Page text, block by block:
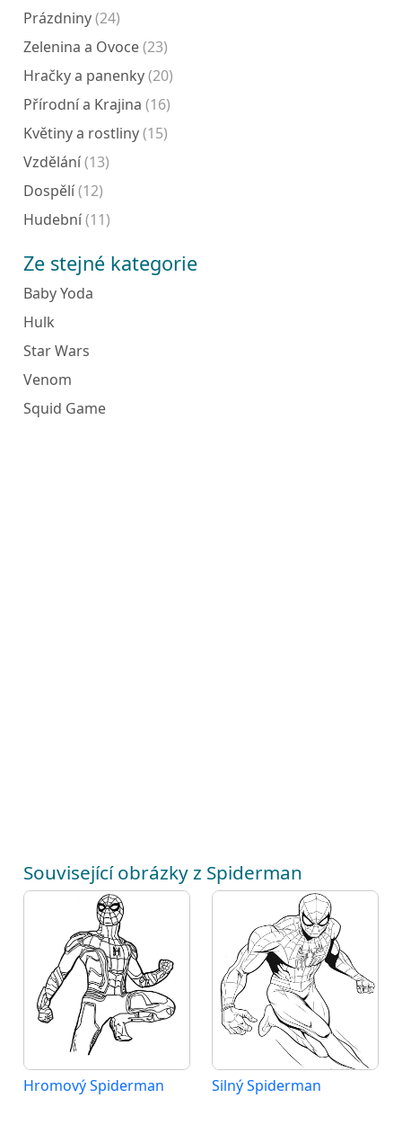
Prázdniny(24)
Zelenina a Ovoce(23)
Hračky a panenky(20)
Přírodní a Krajina (16)
Květiny a rostliny(15)
Vzdělání(13)
Dospělí(12)
Hudební(11)
Ze stejné kategorie
Baby Yoda
Hulk
Star Wars
Venom
Squid Game
Související obrázky z Spiderman
Hromový Spiderman Silný Spiderman